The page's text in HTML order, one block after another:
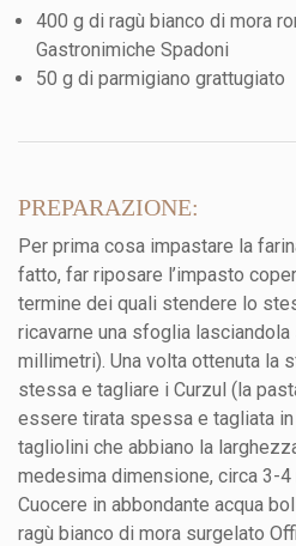
400 g di ragù bianco di mora
Gastronimiche Spadoni
50 g di parmigiano grattugiato
PREPARAZIONE:
Per prima cosa impastare la
fatto, far riposare l’impasto
termine dei quali stendere lo
ricavarne una sfoglia
millimetri). Una volta ottenuta la
stessa e tagliare i Curzul (la
essere tirata spessa e tagliata
tagliolini che abbiano la
medesima dimensione, circa 3-
Cuocere in abbondante acqua
ragù bianco di mora surgelato